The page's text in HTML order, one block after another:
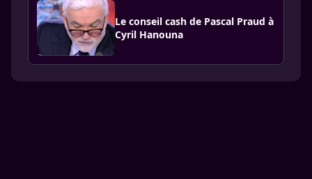
Le conseil cash de Pascal Praud à
Cyril Hanouna